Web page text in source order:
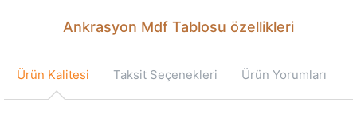
Ankrasyon Mdf Tablosu özellikleri
Ürün Kalitesi Taksit Seçenekleri Ürün Yorumları